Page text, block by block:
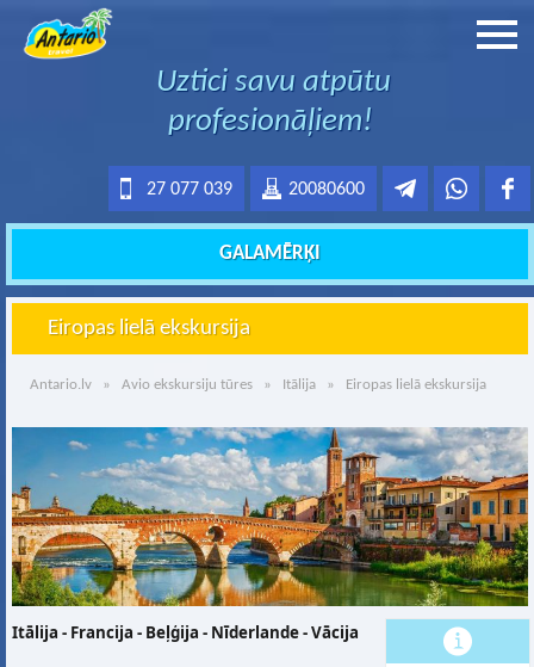
Uztici savu atpūtu
profesionāļiem!
20080600
27 077 039
GALAMĒRĶI
Eiropas lielā ekskursija
Antario.lv » Avio ekskursiju tūres » Itālija » Eiropas lielā ekskursija
Itālija - Francija - Beļģija - Nīderlande - Vācija